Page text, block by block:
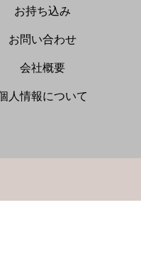
お持ち込み
お問い合わせ
会社概要
人情報について